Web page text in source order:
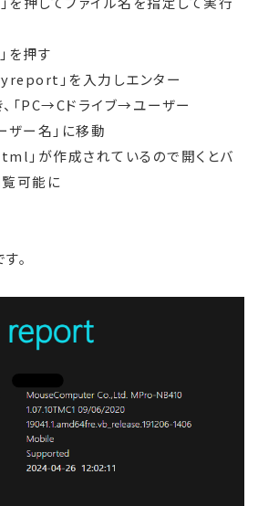
を押す
」を入力しエンター
「PC→Cドライブ→ユーザー
ザー名」に移動
が作成されているので開くとバ
可能に
。